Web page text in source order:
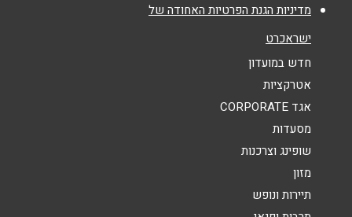
אנא חזרו אלי בקשר ל...
מדיניות הגנת הפרטיות האחודה של
ישראכרט
חדש במועדון
אטרקציות
אגד CORPORATE
מסעדות
שופינג וצרכנות
מזון
תיירות ונופש